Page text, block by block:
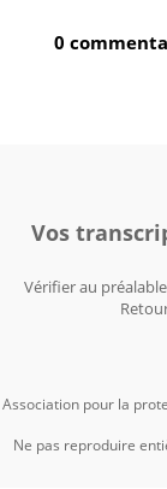
0
Vos
Vérifier au
Association pour la
Ne pas reproduire